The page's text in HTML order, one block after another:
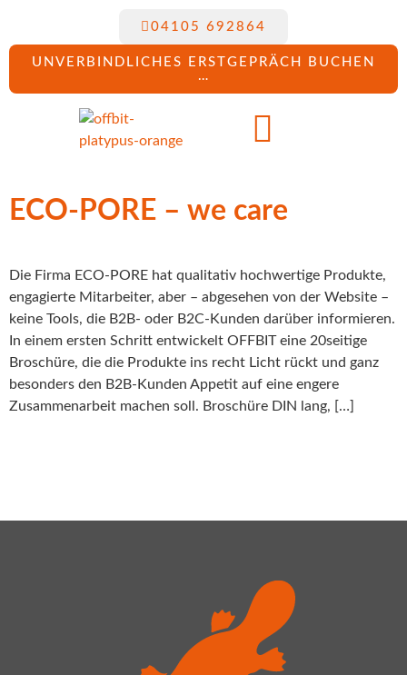
UNVERBINDLICHES ERSTGEPRÄCH BUCHEN
…
04105 692864
ECO-PORE – we care
Die Firma ECO-PORE hat qualitativ hochwertige Produkte,
engagierte Mitarbeiter, aber – abgesehen von der Website –
keine Tools, die B2B- oder B2C-Kunden darüber informieren.
In einem ersten Schritt entwickelt OFFBIT eine 20seitige
Broschüre, die die Produkte ins recht Licht rückt und ganz
besonders den B2B-Kunden Appetit auf eine engere
Zusammenarbeit machen soll. Broschüre DIN lang, […]